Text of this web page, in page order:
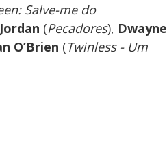
Salve-me do
(Pecadores), Dwayne
O’Brien (Twinless - Um